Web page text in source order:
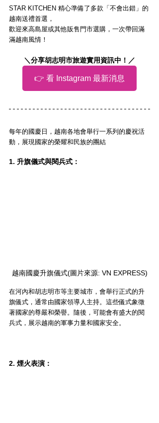
STAR KITCHEN 精心準備了多款「不會出錯」的
越南送禮首選，
歡迎來高島屋或其他販售門市選購，一次帶回滿
滿越南風情！
＼分享胡志明市旅遊實用資訊中！／
👉 看 Instagram 最新消息
每年的國慶日，越南各地會舉行一系列的慶祝活
動，展現國家的榮耀和民族的團結
1. 升旗儀式與閱兵式：
越南國慶升旗儀式(圖片來源: VN EXPRESS)
在河內和胡志明市等主要城市，會舉行正式的升
旗儀式，通常由國家領導人主持。這些儀式象徵
著國家的尊嚴和榮譽。隨後，可能會有盛大的閱
兵式，展示越南的軍事力量和國家安全。
2. 煙火表演：